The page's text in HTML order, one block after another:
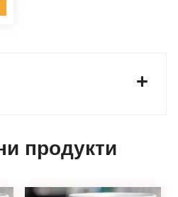
продукти